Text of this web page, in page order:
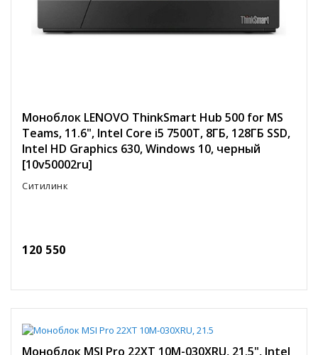
Моноблок LENOVO ThinkSmart Hub 500 for MS
Teams, 11.6", Intel Core i5 7500T, 8ГБ, 128ГБ SSD,
Intel HD Graphics 630, Windows 10, черный
[10v50002ru]
Ситилинк
120 550
Моноблок MSI Pro 22XT 10M-030XRU, 21.5", Intel